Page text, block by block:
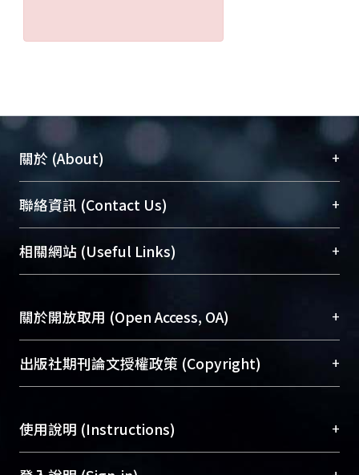
關於 (About) +
臺大位居世界頂尖大學之列，為永久珍藏及向國際
展現本校豐碩的研究成果及學術能量，圖書館整合
機構典藏（NTUR）與學術庫（AH）不同功能平
台，成為臺大學術典藏NTU scholars。期能整合研
成果。
To permanently archive and promote researcher
profiles and scholarly works, Library integrates the
services of “NTU Repository” with “Academic
聯絡資訊 (Contact Us) +
總館學科館員(Main Library)
醫學圖書館學科館員(Medical Library)
Sciences Library)
相關網站 (Useful Links) +
關於開放取用 (Open Access, OA) +
開放取用是從使用者角度提升資訊取用性的社會運
動，應用在學術研究上是透過將研究著作公開供使
用逐年攀升。同時可加速研究發展、提升研究影響
Archive）平台。 （點選深入了解OA）
出版社期刊論文授權政策 (Copyright) +
含部分內容的版權非匯入者所有，或由第三方贊
助與合作完成，請確認該版權所有者及第三方同
使用說明 (Instructions) +